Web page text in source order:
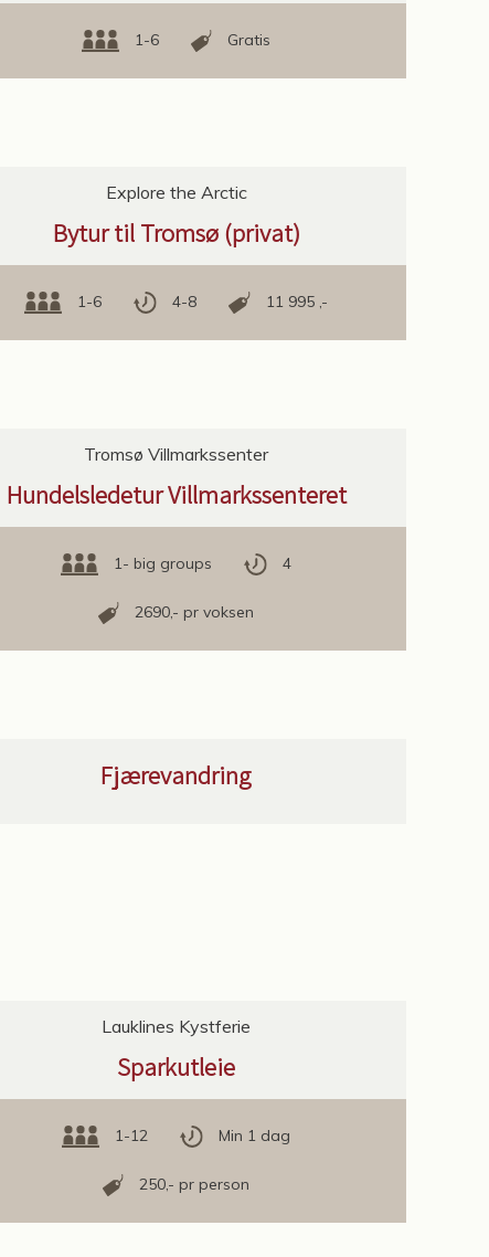
1-6 Gratis
Explore the Arctic
Bytur til Tromsø (privat)
1-6 4-8 11 995 ,-
Tromsø Villmarkssenter
Hundelsledetur Villmarkssenteret
1- big groups 4
2690,- pr voksen
Fjærevandring
Lauklines Kystferie
Sparkutleie
1-12 Min 1 dag
250,- pr person